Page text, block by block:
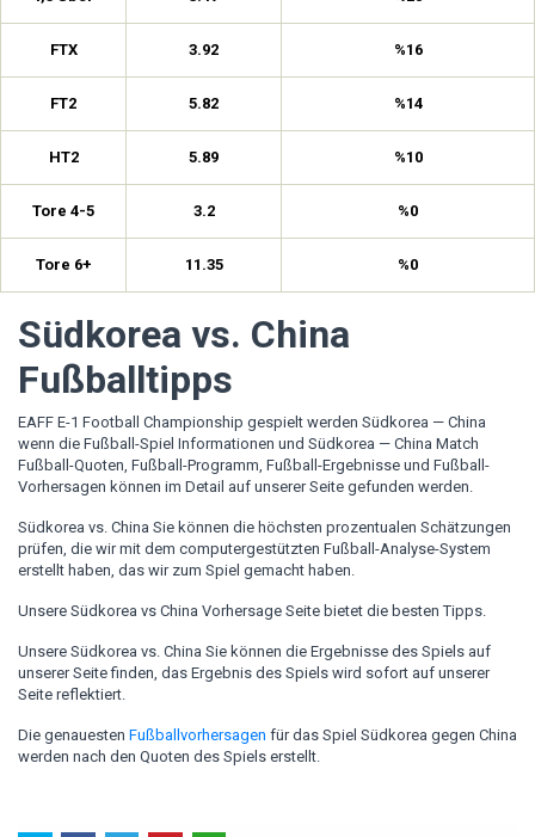
FTX 3.92 %16
FT2 5.82 %14
HT2 5.89 %10
Tore 4-5 3.2 %0
Tore 6+ 11.35 %0
Südkorea vs. China
Fußballtipps
EAFF E-1 Football Championship gespielt werden Südkorea — China
wenn die Fußball-Spiel Informationen und Südkorea — China Match
Fußball-Quoten, Fußball-Programm, Fußball-Ergebnisse und Fußball-
Vorhersagen können im Detail auf unserer Seite gefunden werden.
Südkorea vs. China Sie können die höchsten prozentualen Schätzungen
prüfen, die wir mit dem computergestützten Fußball-Analyse-System
erstellt haben, das wir zum Spiel gemacht haben.
Unsere Südkorea vs China Vorhersage Seite bietet die besten Tipps.
Unsere Südkorea vs. China Sie können die Ergebnisse des Spiels auf
unserer Seite finden, das Ergebnis des Spiels wird sofort auf unserer
Seite reflektiert.
Die genauesten Fußballvorhersagen für das Spiel Südkorea gegen China
werden nach den Quoten des Spiels erstellt.